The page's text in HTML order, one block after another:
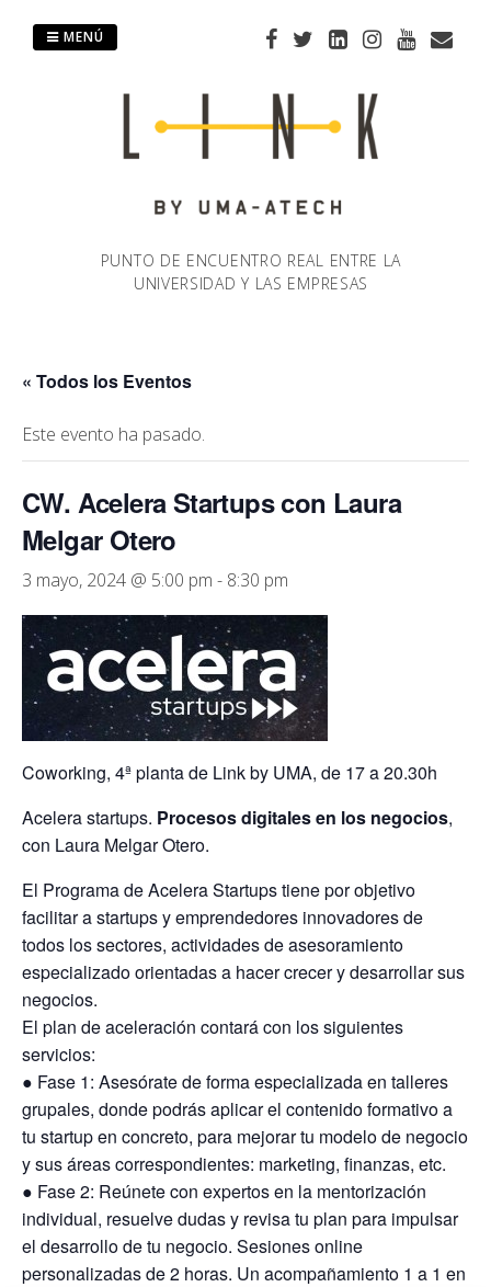
PUNTO DE ENCUENTRO REAL ENTRE LA
UNIVERSIDAD Y LAS EMPRESAS
MENÚ
« Todos los Eventos
Este evento ha pasado.
CW. Acelera Startups con Laura
Melgar Otero
3 mayo, 2024 @ 5:00 pm - 8:30 pm
Coworking, 4ª planta de Link by UMA, de 17 a 20.30h
Acelera startups. Procesos digitales en los negocios,
con Laura Melgar Otero.
El Programa de Acelera Startups tiene por objetivo
facilitar a startups y emprendedores innovadores de
todos los sectores, actividades de asesoramiento
especializado orientadas a hacer crecer y desarrollar sus
negocios.
El plan de aceleración contará con los siguientes
servicios:
● Fase 1: Asesórate de forma especializada en talleres
grupales, donde podrás aplicar el contenido formativo a
tu startup en concreto, para mejorar tu modelo de negocio
y sus áreas correspondientes: marketing, finanzas, etc.
● Fase 2: Reúnete con expertos en la mentorización
individual, resuelve dudas y revisa tu plan para impulsar
el desarrollo de tu negocio. Sesiones online
personalizadas de 2 horas. Un acompañamiento 1 a 1 en